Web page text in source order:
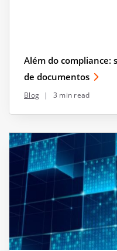
Além do compliance:
de documentos
Blog | 3 min read